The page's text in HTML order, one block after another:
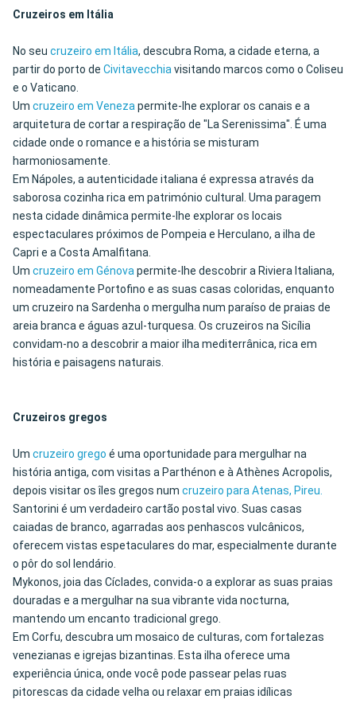
Cruzeiros em Itália
No seu cruzeiro em Itália, descubra Roma, a cidade eterna, a
partir do porto de Civitavecchiavisitando marcos como o Coliseu
e o Vaticano.
Um cruzeiro em Venezapermite-lhe explorar os canais e a
arquitetura de cortar a respiração de "La Serenissima". É uma
cidade onde o romance e a história se misturam
harmoniosamente.
Em Nápoles, a autenticidade italiana é expressa através da
saborosa cozinha rica em património cultural. Uma paragem
nesta cidade dinâmica permite-lhe explorar os locais
espectaculares próximos de Pompeia e Herculano, a ilha de
Capri e a Costa Amalfitana.
Um cruzeiro em Génovapermite-lhe descobrir a Riviera Italiana,
nomeadamente Portofino e as suas casas coloridas, enquanto
um cruzeiro na Sardenha o mergulha num paraíso de praias de
areia branca e águas azul-turquesa. Os cruzeiros na Sicília
convidam-no a descobrir a maior ilha mediterrânica, rica em
história e paisagens naturais.
Cruzeiros gregos
Um cruzeiro grego é uma oportunidade para mergulhar na
história antiga, com visitas a Parthénon e à Athènes Acropolis,
depois visitar os îles gregos num cruzeiro para Atenas, Pireu.
Santorini é um verdadeiro cartão postal vivo. Suas casas
caiadas de branco, agarradas aos penhascos vulcânicos,
oferecem vistas espetaculares do mar, especialmente durante
o pôr do sol lendário.
Mykonos, joia das Cíclades, convida-o a explorar as suas praias
douradas e a mergulhar na sua vibrante vida nocturna,
mantendo um encanto tradicional grego.
Em Corfu, descubra um mosaico de culturas, com fortalezas
venezianas e igrejas bizantinas. Esta ilha oferece uma
experiência única, onde você pode passear pelas ruas
pitorescas da cidade velha ou relaxar em praias idílicas